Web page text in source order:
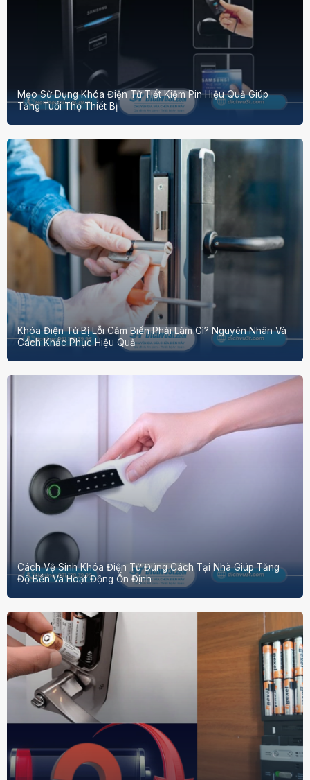
Mẹo Sử Dụng Khóa Điện Tử Tiết Kiệm Pin Hiệu Quả Giúp
Tăng Tuổi Thọ Thiết Bị
Khóa Điện Tử Bị Lỗi Cảm Biến Phải Làm Gì? Nguyên Nhân Và
Cách Khắc Phục Hiệu Quả
Cách Vệ Sinh Khóa Điện Tử Đúng Cách Tại Nhà Giúp Tăng
Độ Bền Và Hoạt Động Ổn Định